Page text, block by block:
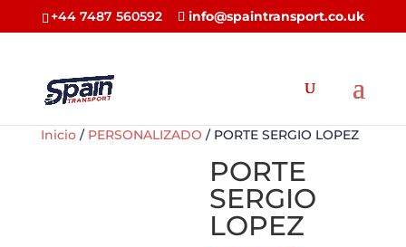
+44 7487 560592 info@spaintransport.co.uk
Inicio/ PERSONALIZADO / PORTE SERGIO LOPEZ
PORTE
SERGIO
LOPEZ